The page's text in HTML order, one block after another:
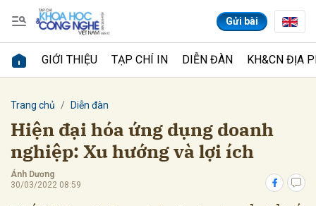
Gửi bài
GIỚI THIỆU TẠP CHÍ IN DIỄN ĐÀN KH&CN ĐỊA
Trang chủ Diễn đàn
Hiện đại hóa ứng dụng doanh
nghiệp: Xu hướng và lợi ích
Ánh Dương
30/03/2022 08:59
Gửi bình luận